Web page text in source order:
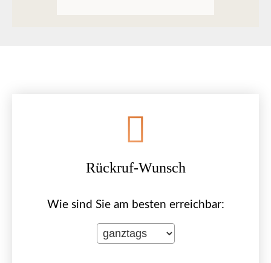
Rück­ruf-Wunsch
Wie sind Sie am besten erreichbar: